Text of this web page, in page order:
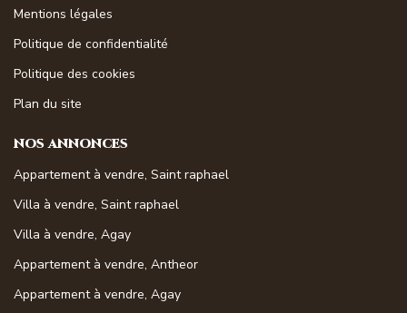
Mentions légales
Politique de confidentialité
Politique des cookies
Plan du site
NOS ANNONCES
Appartement à vendre, Saint raphael
Villa à vendre, Saint raphael
Villa à vendre, Agay
Appartement à vendre, Antheor
Appartement à vendre, Agay